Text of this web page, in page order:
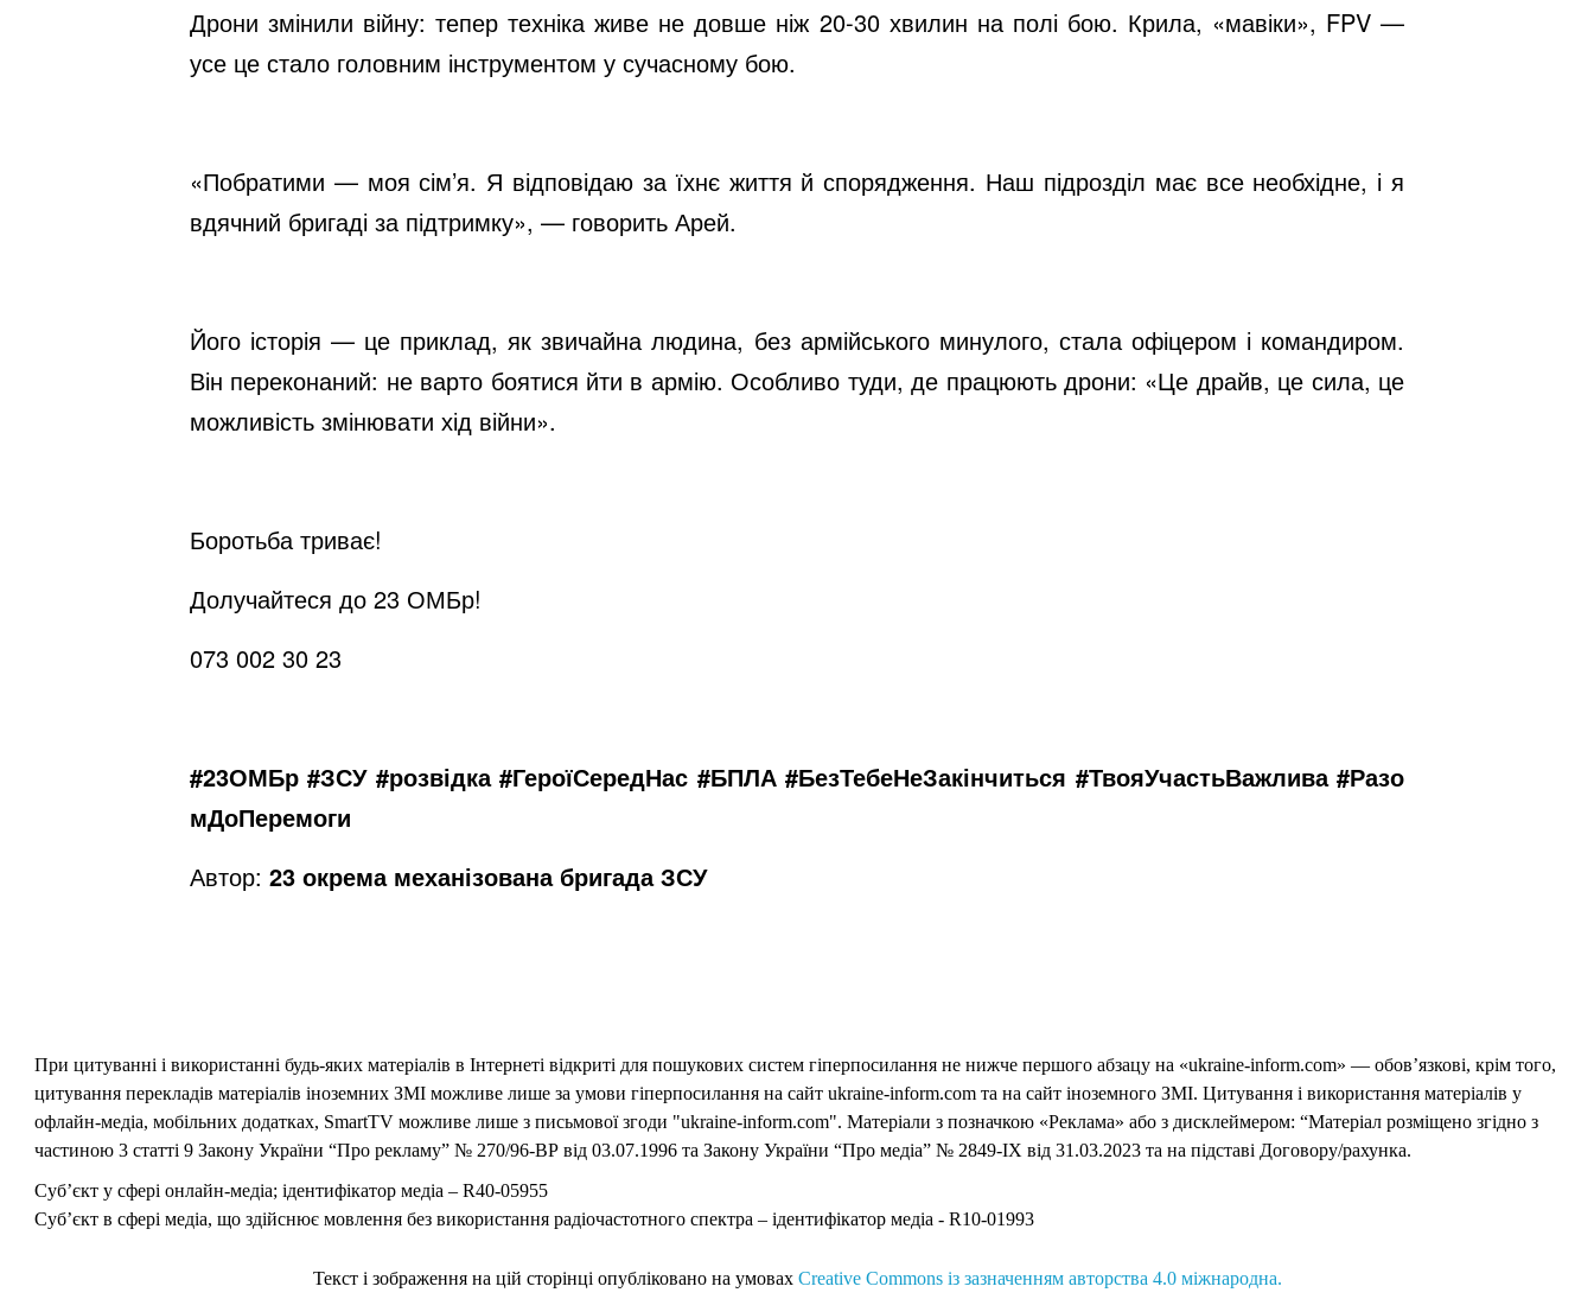
Дрони змінили війну: тепер техніка живе не довше ніж 20-30 хвилин на полі бою. Крила, «мавіки», FPV —
усе це стало головним інструментом у сучасному бою.
«Побратими — моя сім’я. Я відповідаю за їхнє життя й спорядження. Наш підрозділ має все необхідне, і я
вдячний бригаді за підтримку», — говорить Арей.
Його історія — це приклад, як звичайна людина, без армійського минулого, стала офіцером і командиром.
Він переконаний: не варто боятися йти в армію. Особливо туди, де працюють дрони: «Це драйв, це сила, це
можливість змінювати хід війни».
Боротьба триває!
Долучайтеся до 23 ОМБр!
073 002 30 23
#23ОМБр #ЗСУ #розвідка #ГероїСередНас #БПЛА #БезТебеНеЗакінчиться #ТвояУчастьВажлива #Разо
мДоПеремоги
Автор: 23 окрема механізована бригада ЗСУ
При цитуванні і використанні будь-яких матеріалів в Інтернеті відкриті для пошукових систем гіперпосилання не нижче першого абзацу на «ukraine-inform.com» — обов’язкові, крім того,
цитування перекладів матеріалів іноземних ЗМІ можливе лише за умови гіперпосилання на сайт ukraine-inform.com та на сайт іноземного ЗМІ. Цитування і використання матеріалів у
офлайн-медіа, мобільних додатках, SmartTV можливе лише з письмової згоди "ukraine-inform.com". Матеріали з позначкою «Реклама» або з дисклеймером: “Матеріал розміщено згідно з
частиною 3 статті 9 Закону України “Про рекламу” № 270/96-ВР від 03.07.1996 та Закону України “Про медіа” № 2849-IX від 31.03.2023 та на підставі Договору/рахунка.
Суб’єкт у сфері онлайн-медіа; ідентифікатор медіа – R40-05955
Суб’єкт в сфері медіа, що здійснює мовлення без використання радіочастотного спектра – ідентифікатор медіа - R10-01993
Текст і зображення на цій сторінці опубліковано на умовах Creative Commons із зазначенням авторства 4.0 міжнародна.